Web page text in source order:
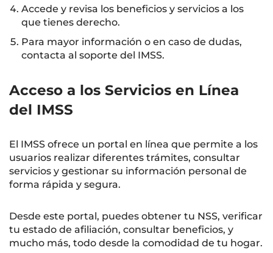
Accede y revisa los beneficios y servicios a los
que tienes derecho.
Para mayor información o en caso de dudas,
contacta al soporte del IMSS.
Acceso a los Servicios en Línea
del IMSS
El IMSS ofrece un portal en línea que permite a los
usuarios realizar diferentes trámites, consultar
servicios y gestionar su información personal de
forma rápida y segura.
Desde este portal, puedes obtener tu NSS, verificar
tu estado de afiliación, consultar beneficios, y
mucho más, todo desde la comodidad de tu hogar.